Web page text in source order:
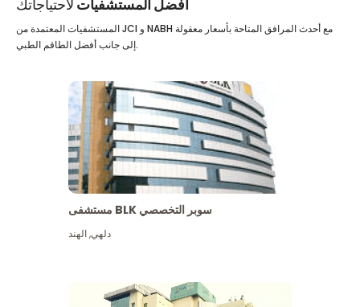
أفضل المستشفيات لاحتياجاتك
المستشفيات المعتمدة من JCI و NABH مع أحدث المرافق المتاحة بأسعار معقولة
إلى جانب أفضل الطاقم الطبي.
مستشفى BLK سوبر التخصصي
دلهي,الهند